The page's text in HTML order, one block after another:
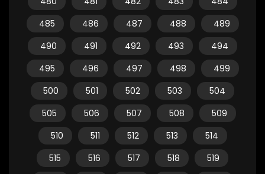
485
486 487 488
489
490
491 492 493
494
495
496 497 498
499
500
501 502 503
504
505
506 507 508
509
510
511 512 513
514
515
516 517 518
519